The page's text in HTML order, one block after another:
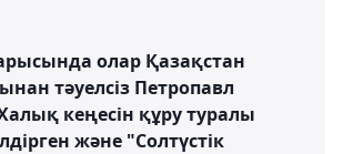
олар Қазақстан
тәуелсіз Петропавл
кеңесін құру туралы
және "Солтүстік